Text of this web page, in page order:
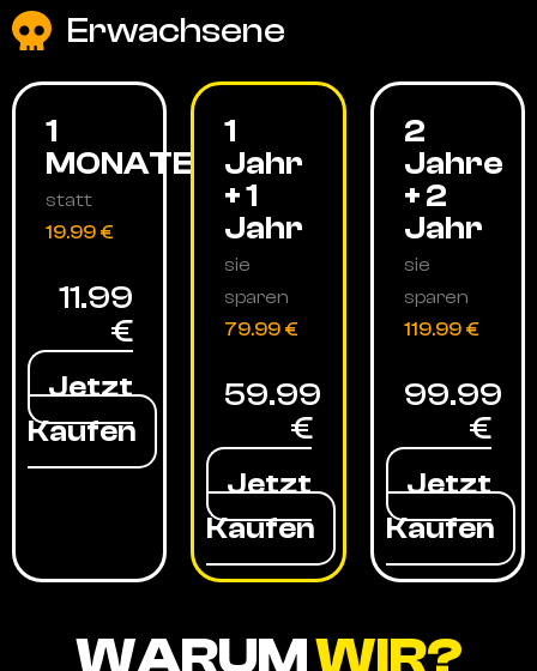
Erwachsene
1
MONATE
statt
19.99 €
11.99
€
Jetzt
Kaufen
1
Jahr
+ 1
Jahr
sie
sparen
79.99 €
59.99
€
Jetzt
Kaufen
2
Jahre
+ 2
Jahr
sie
sparen
119.99 €
99.99
€
Jetzt
Kaufen
WARUMWIR?